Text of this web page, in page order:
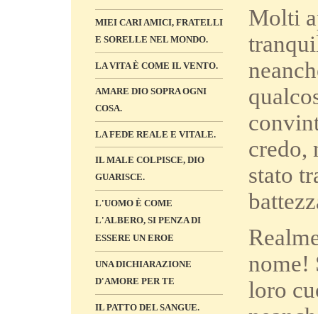
MIEI CARI AMICI, FRATELLI
E SORELLE NEL MONDO.
LA VITA È COME IL VENTO.
AMARE DIO SOPRA OGNI
COSA.
LA FEDE REALE E VITALE.
IL MALE COLPISCE, DIO
GUARISCE.
L'UOMO È COME
L'ALBERO, SI PENZA DI
ESSERE UN EROE
UNA DICHIARAZIONE
D'AMORE PER TE
IL PATTO DEL SANGUE.
Molti
credo,
stato
nome!
loro